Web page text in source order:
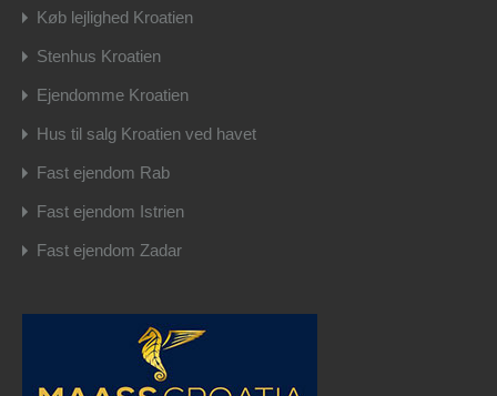
Køb lejlighed Kroatien
Stenhus Kroatien
Ejendomme Kroatien
Hus til salg Kroatien ved havet
Fast ejendom Rab
Fast ejendom Istrien
Fast ejendom Zadar